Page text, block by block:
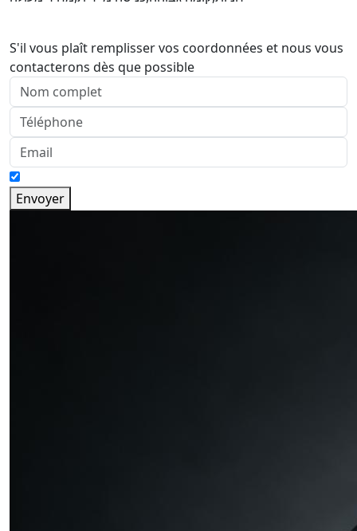
S'il vous plaît remplisser vos coordonnées et nous vous
contacterons dès que possible
Envoyer